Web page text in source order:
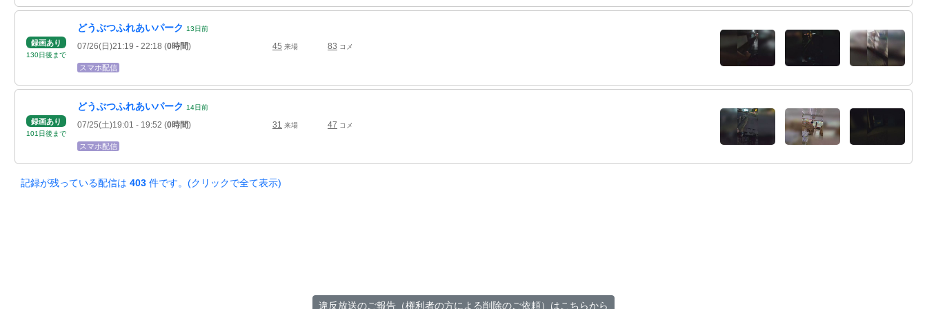
録画あり
130日後 まで
どうぶつふれあいパーク 13日前
07/26(日)21:19 - 22:18 (0時間) 45 来場 83 コメ
スマホ配信
録画あり
101 日後 まで
どうぶつふれあいパーク 14日前
07/25(土)19:01 - 19:52 (0時間) 31 来場 47 コメ
スマホ配信
記録が残っている配信は 403 件です。(クリックで全て表示)
違反放送のご報告（権利者の方による削除のご依頼）はこちらから